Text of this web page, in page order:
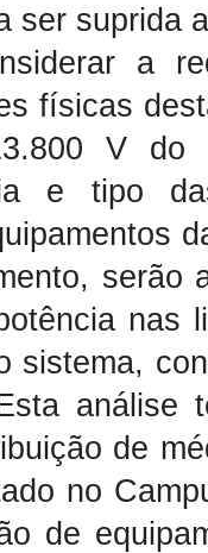
ser suprida
a
físicas
V
e tipo
serão
nas
sistema,
análise
de
no
de